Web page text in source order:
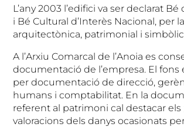
L’any 2003 l’edifici va ser declarat Bé
i Bé Cultural d’Interès Nacional, per
arquitectònica, patrimonial i
A l’Arxiu Comarcal de l’Anoia es
documentació de l’empresa. El fons
per documentació de direcció,
humans i comptabilitat. En la
referent al patrimoni cal destacar els
valoracions dels danys ocasionats